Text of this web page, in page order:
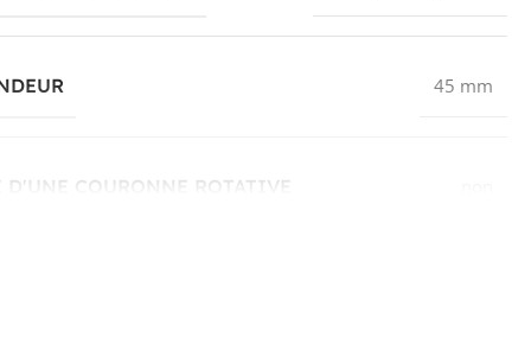
45 mm
D'UNE COURONNE ROTATIVE